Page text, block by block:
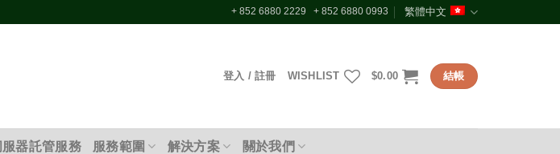
+ 852 6880 2229 + 852 6880 0993 繁體中文
登入 / 註冊 WISHLIST $0.00 結帳
服器託管服務 服務範圍 解決方案 關於我們